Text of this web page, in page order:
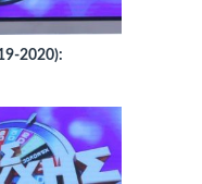
2020):